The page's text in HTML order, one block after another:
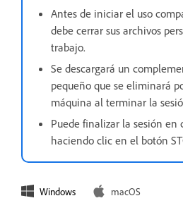
Antes de iniciar el uso
debe cerrar sus archivos
trabajo.
Se descargará un
pequeño que se eliminará
máquina al terminar la
Puede finalizar la sesión
haciendo clic en el botón
Windows macOS